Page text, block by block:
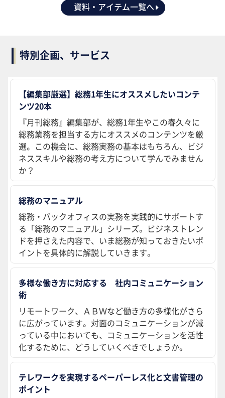
資料・アイテム一覧へ
特別企画、サービス
【編集部厳選】総務1年生にオススメしたいコンテ
ンツ20本
『月刊総務』編集部が、総務1年生やこの春久々に
総務業務を担当する方にオススメのコンテンツを厳
選。この機会に、総務実務の基本はもちろん、ビジ
ネススキルや総務の考え方について学んでみません
か？
総務のマニュアル
総務・バックオフィスの実務を実践的にサポートす
る「総務のマニュアル」シリーズ。ビジネストレン
ドを押さえた内容で、いま総務が知っておきたいポ
イントを具体的に解説していきます。
多様な働き方に対応する 社内コミュニケーション
術
リモートワーク、ＡＢＷなど働き方の多様化がさら
に広がっています。対面のコミュニケーションが減
っている中においても、コミュニケーションを活性
化するために、どうしていくべきでしょうか。
テレワークを実現するペーパーレス化と文書管理の
ポイント